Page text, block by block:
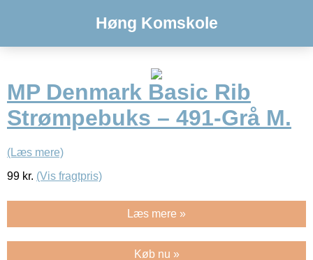
Høng Komskole
MP Denmark Basic Rib
Strømpebuks – 491-Grå M.
(Læs mere)
99 kr. (Vis fragtpris)
Læs mere »
Køb nu »